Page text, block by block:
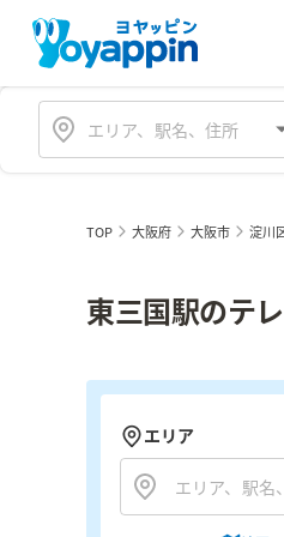
TOP 大阪府 大阪市 淀川
東三国駅のテ
エリア